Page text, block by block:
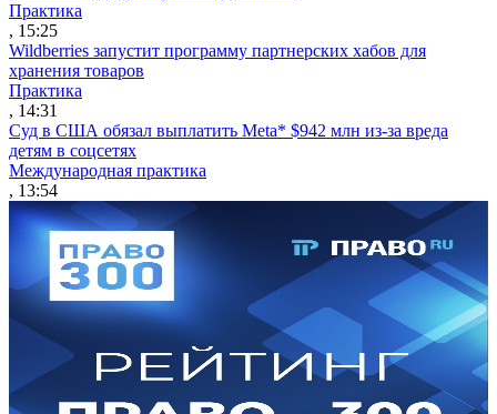
Практика
, 15:25
Wildberries запустит программу партнерских хабов для
хранения товаров
Практика
, 14:31
Суд в США обязал выплатить Meta* $942 млн из-за вреда
детям в соцсетях
Международная практика
, 13:54